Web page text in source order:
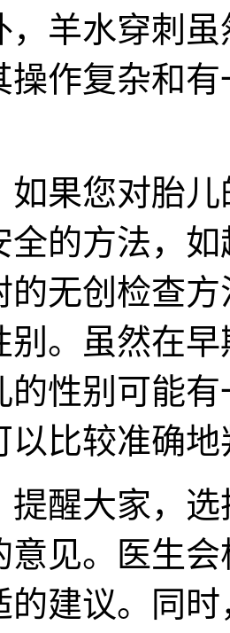
，羊水穿刺
操作复杂和
您对胎儿
全的方法，
的无创检查
别。虽然在
的性别可能
以比较准确
大家，选
意见。医生
的建议。同